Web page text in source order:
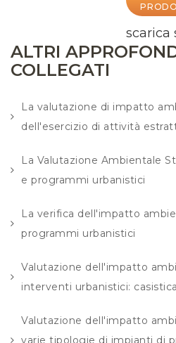
scarica
ALTRI
COLLEGATI
La valutazione di impatto
dell'esercizio di attività
La Valutazione Ambientale
e programmi urbanistici
La verifica dell'impatto
programmi urbanistici
Valutazione dell'impatto
interventi urbanistici: casistica
Valutazione dell'impatto
varie tipologie di impianti di